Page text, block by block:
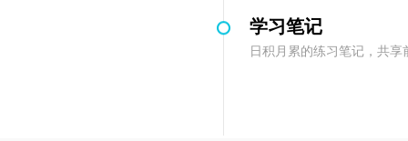
学习笔记
日积月累的练习笔记，共享